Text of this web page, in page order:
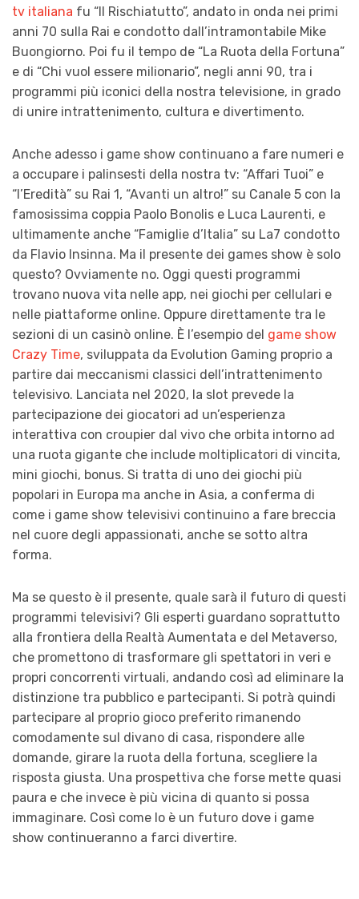
tv italiana fu “Il Rischiatutto”, andato in onda nei primi
anni 70 sulla Rai e condotto dall’intramontabile Mike
Buongiorno. Poi fu il tempo de “La Ruota della Fortuna”
e di “Chi vuol essere milionario”, negli anni 90, tra i
programmi più iconici della nostra televisione, in grado
di unire intrattenimento, cultura e divertimento.
Anche adesso i game show continuano a fare numeri e
a occupare i palinsesti della nostra tv: “Affari Tuoi” e
“l’Eredità” su Rai 1, “Avanti un altro!” su Canale 5 con la
famosissima coppia Paolo Bonolis e Luca Laurenti, e
ultimamente anche “Famiglie d’Italia” su La7 condotto
da Flavio Insinna. Ma il presente dei games show è solo
questo? Ovviamente no. Oggi questi programmi
trovano nuova vita nelle app, nei giochi per cellulari e
nelle piattaforme online. Oppure direttamente tra le
sezioni di un casinò online. È l’esempio del game show
Crazy Time, sviluppata da Evolution Gaming proprio a
partire dai meccanismi classici dell’intrattenimento
televisivo. Lanciata nel 2020, la slot prevede la
partecipazione dei giocatori ad un’esperienza
interattiva con croupier dal vivo che orbita intorno ad
una ruota gigante che include moltiplicatori di vincita,
mini giochi, bonus. Si tratta di uno dei giochi più
popolari in Europa ma anche in Asia, a conferma di
come i game show televisivi continuino a fare breccia
nel cuore degli appassionati, anche se sotto altra
forma.
Ma se questo è il presente, quale sarà il futuro di questi
programmi televisivi? Gli esperti guardano soprattutto
alla frontiera della Realtà Aumentata e del Metaverso,
che promettono di trasformare gli spettatori in veri e
propri concorrenti virtuali, andando così ad eliminare la
distinzione tra pubblico e partecipanti. Si potrà quindi
partecipare al proprio gioco preferito rimanendo
comodamente sul divano di casa, rispondere alle
domande, girare la ruota della fortuna, scegliere la
risposta giusta. Una prospettiva che forse mette quasi
paura e che invece è più vicina di quanto si possa
immaginare. Così come lo è un futuro dove i game
show continueranno a farci divertire.